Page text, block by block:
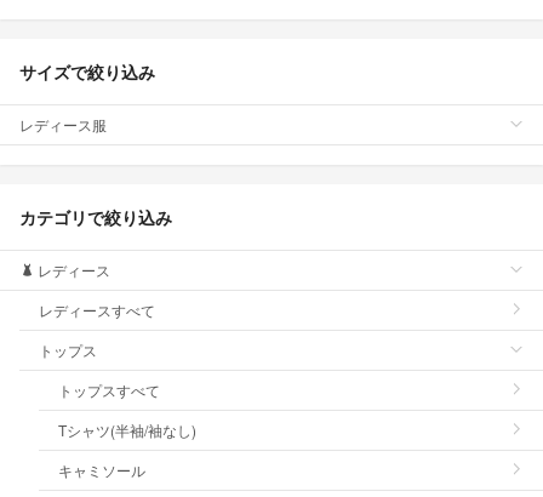
サイズで絞り込み
レディース服
カテゴリで絞り込み
レディース
レディースすべて
トップス
トップスすべて
Tシャツ(半袖/袖なし)
キャミソール